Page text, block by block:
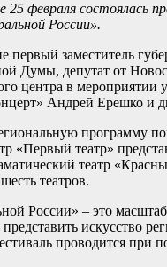
февраля состоялась
России».
первый заместитель
Думы, депутат от
центра в мероприятии
Андрей Ерешко и
программу
театр»
театр
театров.
России» – это
искусство
проводится